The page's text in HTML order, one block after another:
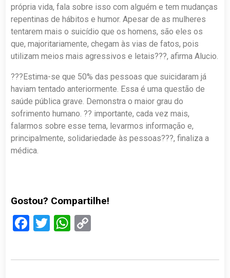
própria vida, fala sobre isso com alguém e tem mudanças
repentinas de hábitos e humor. Apesar de as mulheres
tentarem mais o suicídio que os homens, são eles os
que, majoritariamente, chegam às vias de fatos, pois
utilizam meios mais agressivos e letais???, afirma Alucio.
???Estima-se que 50% das pessoas que suicidaram já
haviam tentado anteriormente. Essa é uma questão de
saúde pública grave. Demonstra o maior grau do
sofrimento humano. ?? importante, cada vez mais,
falarmos sobre esse tema, levarmos informação e,
principalmente, solidariedade às pessoas???, finaliza a
médica.
Gostou? Compartilhe!
Facebook
TwitterWhatsApp